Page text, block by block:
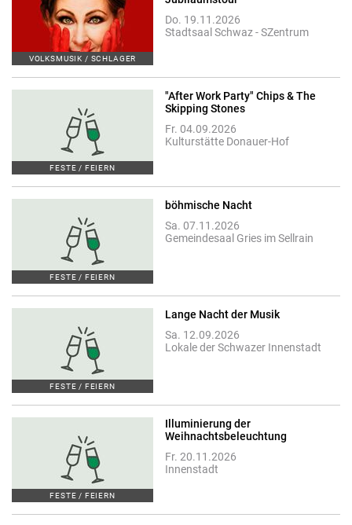
VOLKSMUSIK / SCHLAGER
Do. 19.11.2026
Stadtsaal Schwaz - SZentrum
FESTE / FEIERN
"After Work Party" Chips & The
Skipping Stones
Fr. 04.09.2026
Kulturstätte Donauer-Hof
FESTE / FEIERN
böhmische Nacht
Sa. 07.11.2026
Gemeindesaal Gries im Sellrain
FESTE / FEIERN
Lange Nacht der Musik
Sa. 12.09.2026
Lokale der Schwazer Innenstadt
FESTE / FEIERN
Illuminierung der
Weihnachtsbeleuchtung
Fr. 20.11.2026
Innenstadt